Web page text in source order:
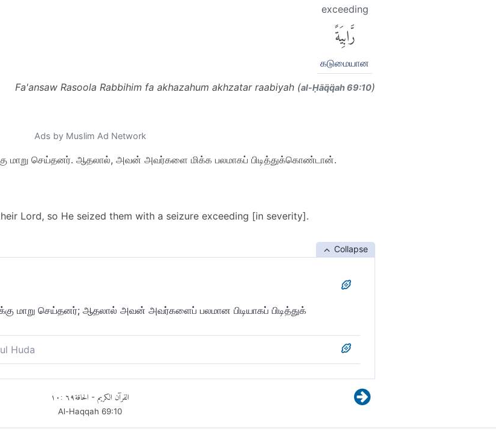
exceeding
رَّابِيَةً
கடுமையான
Fa'ansaw Rasoola Rabbihim fa akhazahum akhzatar raabiyah (al-Ḥāq̈q̈ah 69:10)
Ads by Muslim Ad Network
மாறு செய்தனர். ஆதலால், அவன் அவர்களை மிக்க பலமாகப் பிடித்துக்கொண்டான்.
Lord, so He seized them with a seizure exceeding [in severity].
Collapse
செய்தனர்; ஆதலால் அவன் அவர்களைப் பலமான பிடியாகப் பிடித்துக்
Huda
القرآن الكريم - الحاقة٦٩:١٠
Al-Haqqah 69:10